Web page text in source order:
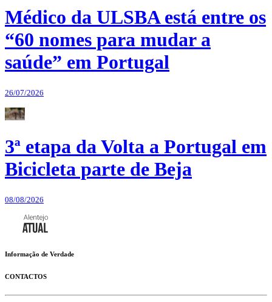
Médico da ULSBA está entre os
“60 nomes para mudar a
saúde” em Portugal
26/07/2026
3ª etapa da Volta a Portugal em
Bicicleta parte de Beja
08/08/2026
Informação de Verdade
CONTACTOS